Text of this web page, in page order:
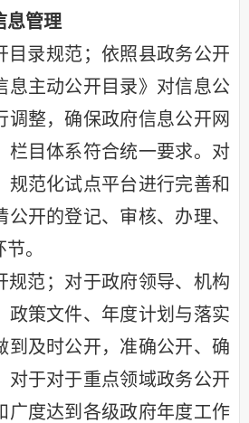
息管理
目录规范；依照县政务公开
息主动公开目录》对信息公
调整，确保政府信息公开网
栏目体系符合统一要求。对
规范化试点平台进行完善和
开的登记、审核、办理、
。
规范；对于政府领导、机构
政策文件、年度计划与落实
到及时公开，准确公开、确
对于对于重点领域政务公开
广度达到各级政府年度工作